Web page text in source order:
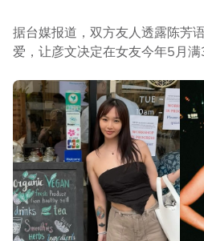
据台媒报道，双方友人透露陈芳
爱，让彦文决定在女友今年5月满